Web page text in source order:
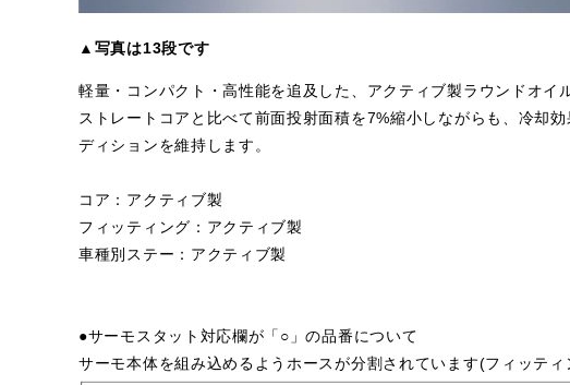
▲写真は13段です
軽量・コンパクト・高性能を追及した、アクティブ製ラウンドオイ
ストレートコアと比べて前面投射面積を7%縮小しながらも、冷却
ディションを維持します。
コア：アクティブ製
フィッティング：アクティブ製
車種別ステー：アクティブ製
●サーモスタット対応欄が「○」の品番について
サーモ本体を組み込めるようホースが分割されています(フィッティ